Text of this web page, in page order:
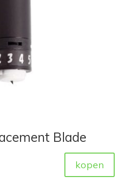
Blade
kopen